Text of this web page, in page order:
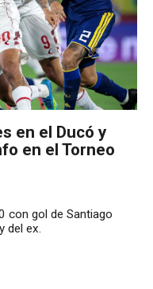
en el Ducó y
en el Torneo
con gol de Santiago
del ex.